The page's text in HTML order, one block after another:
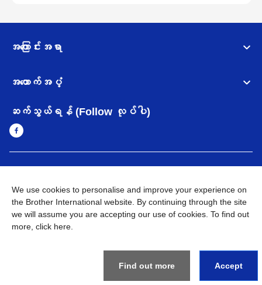
အကြောင်းအရာ
အထောက်အပံ့
ဆက်သွယ်ရန် (Follow လုပ်ပါ)
အချက်အလက်မူဝါဒ အသုံးပြုမူဝါဒ
သုံးစွဲရန် ဝက်ဆိုဒ်အညွှန်း
Brother Global ဝက်ဆိုဒ်သို့သွားရန်
We use cookies to personalise and improve your experience on
the Brother International website. By continuing through the site
we will assume you are accepting our use of cookies. To find out
more, click here
Find out more Accept